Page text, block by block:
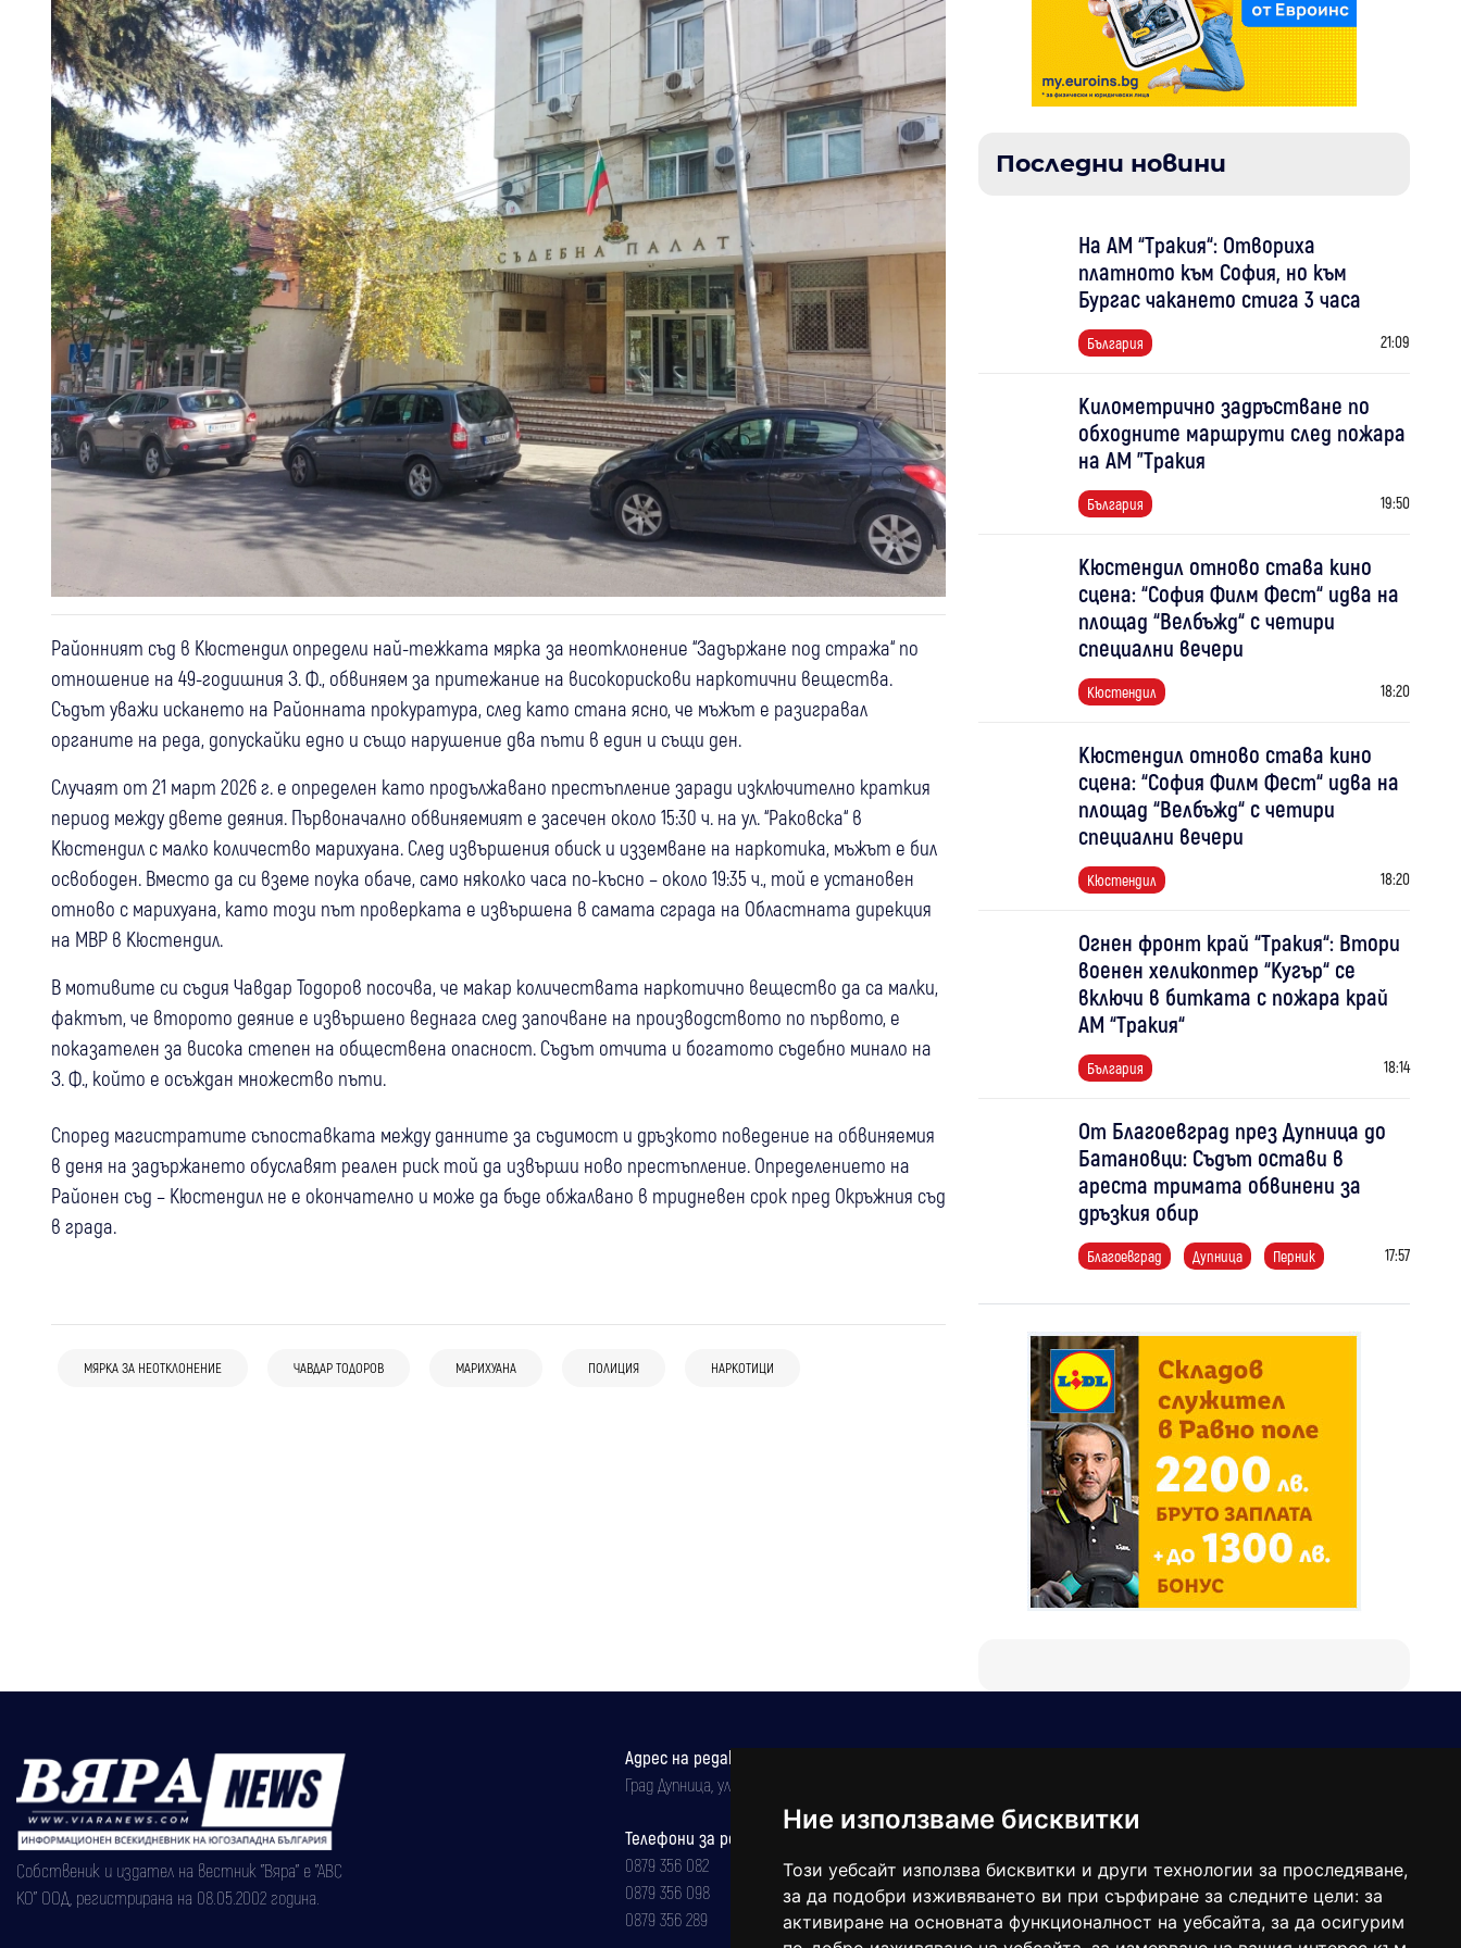
Ние използваме бисквитки
Този уебсайт използва бисквитки и други технологии за проследяване,
за да подобри изживяването ви при сърфиране за следните цели: за
активиране на основната функционалност на уебсайта, за да осигурим
Районният съд в Кюстендил определи най-тежката мярка за неотклонение “Задържане под стража“ по
отношение на 49-годишния З. Ф., обвиняем за притежание на високорискови наркотични вещества.
Съдът уважи искането на Районната прокуратура, след като стана ясно, че мъжът е разигравал
органите на реда, допускайки едно и също нарушение два пъти в един и същи ден.
Случаят от 21 март 2026 г. е определен като продължавано престъпление заради изключително краткия
период между двете деяния. Първоначално обвиняемият е засечен около 15:30 ч. на ул. “Раковска“ в
Кюстендил с малко количество марихуана. След извършения обиск и изземване на наркотика, мъжът е бил
освободен. Вместо да си вземе поука обаче, само няколко часа по-късно – около 19:35 ч., той е установен
отново с марихуана, като този път проверката е извършена в самата сграда на Областната дирекция
на МВР в Кюстендил.
В мотивите си съдия Чавдар Тодоров посочва, че макар количествата наркотично вещество да са малки,
фактът, че второто деяние е извършено веднага след започване на производството по първото, е
показателен за висока степен на обществена опасност. Съдът отчита и богатото съдебно минало на
З. Ф., който е осъждан множество пъти.
Според магистратите съпоставката между данните за съдимост и дръзкото поведение на обвиняемия
в деня на задържането обуславят реален риск той да извърши ново престъпление. Определението на
Районен съд – Кюстендил не е окончателно и може да бъде обжалвано в тридневен срок пред Окръжния съд
в града.
МЯРКА ЗА НЕОТКЛОНЕНИЕ ЧАВДАР ТОДОРОВ МАРИХУАНА ПОЛИЦИЯ НАРКОТИЦИ
От Благоевград през Дупница до
тримата обвинени за дръзкия обир
МВР с подробности: Как полицаи от
момче, оставено само в жегата
8 обвиняеми от “фабрика за смърт“ с
Задържаха мъж за побой над жената, с
Кюстендилски полицай – водач на
49-годишна жена потроши
Последни новини
На АМ “Тракия“: Отвориха
платното към София, но към
Бургас чакането стига 3 часа
България 21:09
Километрично задръстване по
обходните маршрути след пожара
на АМ "Тракия
България 19:50
Кюстендил отново става кино
сцена: “София Филм Фест“ идва на
площад “Велбъжд“ с четири
специални вечери
Кюстендил 18:20
Кюстендил отново става кино
сцена: “София Филм Фест“ идва на
площад “Велбъжд“ с четири
специални вечери
Кюстендил 18:20
Огнен фронт край “Тракия“: Втори
военен хеликоптер “Кугър“ се
включи в битката с пожара край
АМ “Тракия“
България 18:14
От Благоевград през Дупница до
Батановци: Съдът остави в
ареста тримата обвинени за
дръзкия обир
Благоевград Дупница Перник 17:57
Собственик и издател на вестник "Вяра" е "АВС
КО" ООД, регистрирана на 08.05.2002 година.
Адрес на редакцията
Град Дупница, ул.''Христо Ботев" 43
Телефони за реклама и абонаменти
0879 356 082
0879 356 098
0879 356 289
balgarkanews@gmail.com